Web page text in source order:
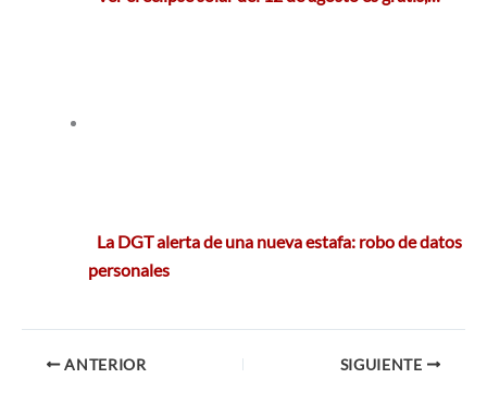
La DGT alerta de una nueva estafa: robo de datos
personales
ANTERIOR SIGUIENTE